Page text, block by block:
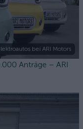
bei ARI Motors
Anträge – ARI